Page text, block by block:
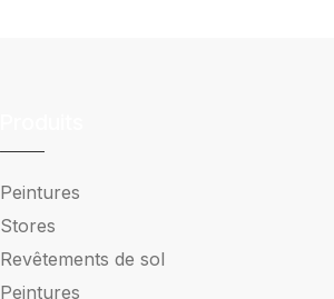
Peintures
Stores
Revêtements de sol
Peintures